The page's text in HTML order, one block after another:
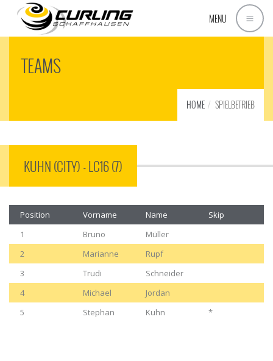
MENU
TEAMS
HOME SPIELBETRIEB
KUHN (CITY) - LC16 (7)
Position Vorname Name
Skip
1
Bruno
Müller
2
Marianne
Rupf
3
Trudi
Schneider
4
Michael
Jordan
5
Stephan Kuhn *